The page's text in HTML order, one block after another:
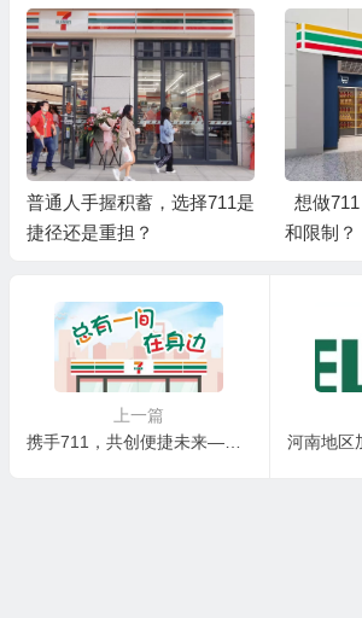
普通人手握积蓄，选择711是
捷径还是重担？
想做
和限制？
上一篇
携手711，共创便捷未来——加盟投资指南